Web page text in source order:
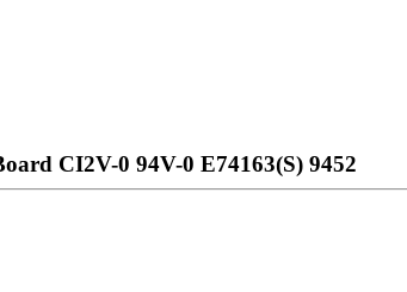
CI2V-0 94V-0 E74163(S) 9452